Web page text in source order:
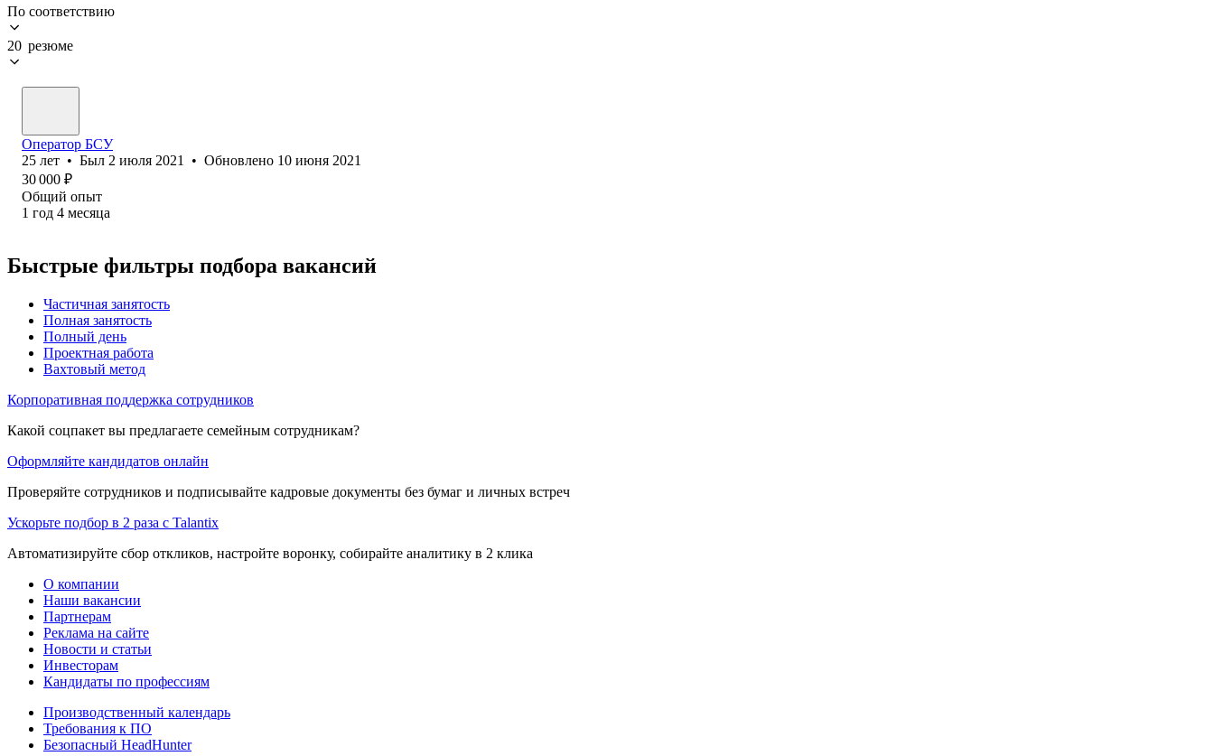
По соответствию
20 резюме
Оператор БСУ
25 лет • Был 2 июля 2021 • Обновлено 10 июня 2021
30 000 ₽
Общий опыт
1 год 4 месяца
Быстрые фильтры подбора вакансий
Частичная занятость
Полная занятость
Полный день
Проектная работа
Вахтовый метод
Корпоративная поддержка сотрудников
Какой соцпакет вы предлагаете семейным сотрудникам?
Оформляйте кандидатов онлайн
Проверяйте сотрудников и подписывайте кадровые документы без бумаг и личных встреч
Ускорьте подбор в 2 раза с Talantix
Автоматизируйте сбор откликов, настройте воронку, собирайте аналитику в 2 клика
О компании
Наши вакансии
Партнерам
Реклама на сайте
Новости и статьи
Инвесторам
Кандидаты по профессиям
Производственный календарь
Требования к ПО
Безопасный HeadHunter